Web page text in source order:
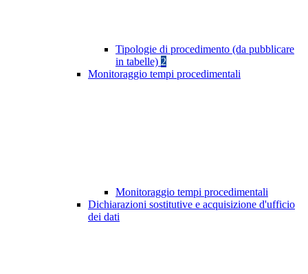
Tipologie di procedimento (da pubblicare
in tabelle) 2
Monitoraggio tempi procedimentali
Monitoraggio tempi procedimentali
Dichiarazioni sostitutive e acquisizione d'ufficio
dei dati